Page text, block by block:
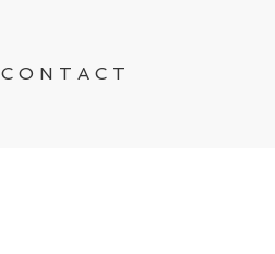
CONTACT